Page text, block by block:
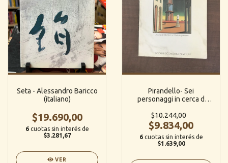
Seta - Alessandro Baricco
(italiano)
$19.690,00
6 cuotas sin interés de
$3.281,67
VER
Pirandello- Sei
personaggi in cerca d
$10.244,00
$9.834,00
6 cuotas sin interés de
$1.639,00